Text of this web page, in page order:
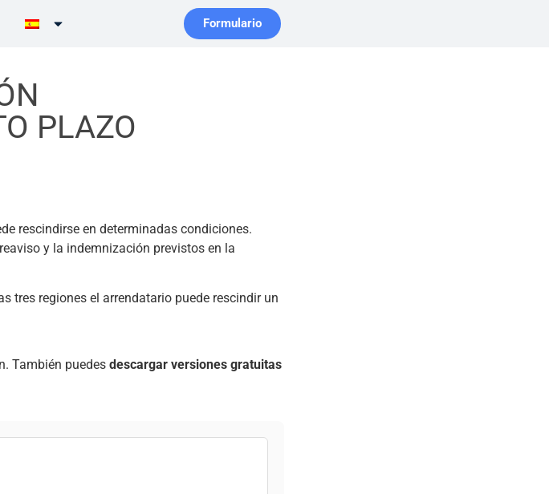
Formulario
PLAZO
rescindirse en determinadas condiciones.
y la indemnización previstos en la
tres regiones el arrendatario puede rescindir un
También puedes descargar versiones gratuitas